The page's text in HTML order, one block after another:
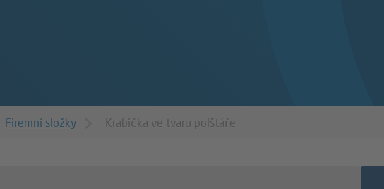
Firemní složky Krabička ve tvaru polštáře